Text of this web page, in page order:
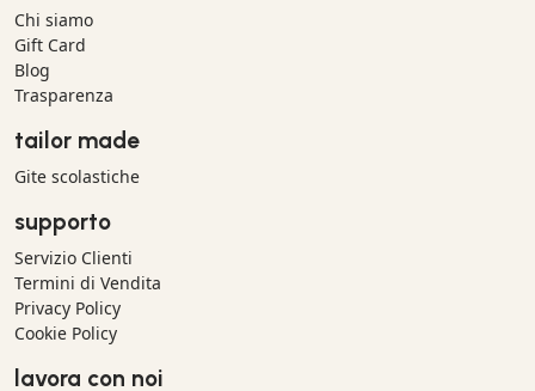
Chi siamo
Gift Card
Blog
Trasparenza
tailor made
Gite scolastiche
supporto
Servizio Clienti
Termini di Vendita
Privacy Policy
Cookie Policy
lavora con noi